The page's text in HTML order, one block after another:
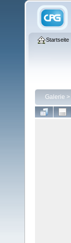
Startseite
Galerie >